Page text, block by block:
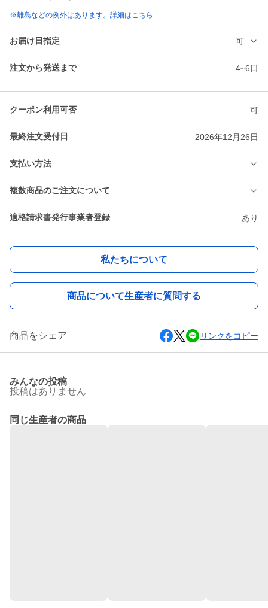
※離島などの例外はあります。詳細はこちら
お届け日指定 可
注文から発送まで 4~6日
クーポン利用可否 可
最終注文受付日 2026年12月26日
支払い方法
複数商品のご注文について
適格請求書発行事業者登録 あり
私たちについて
商品について生産者に質問する
商品をシェア リンクをコピー
みんなの投稿
投稿はありません
同じ生産者の商品